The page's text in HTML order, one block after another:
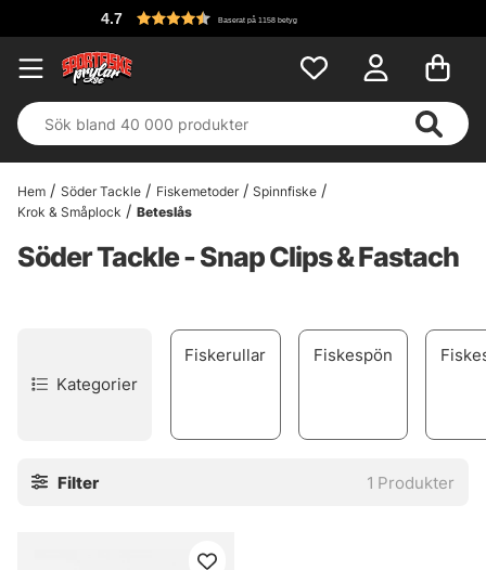
4.7 Baserat på 1158 betyg
Hem Söder Tackle Fiskemetoder
Spinnfiske
Krok & Småplock
Beteslås
Söder Tackle - Snap Clips & Fastach
Kategorier
Fiskerullar Fiskespön
Filter 1 Produkter